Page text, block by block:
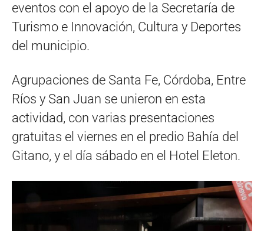
eventos con el apoyo de la Secretaría de
Turismo e Innovación, Cultura y Deportes
del municipio.
Agrupaciones de Santa Fe, Córdoba, Entre
Ríos y San Juan se unieron en esta
actividad, con varias presentaciones
gratuitas el viernes en el predio Bahía del
Gitano, y el día sábado en el Hotel Eleton.